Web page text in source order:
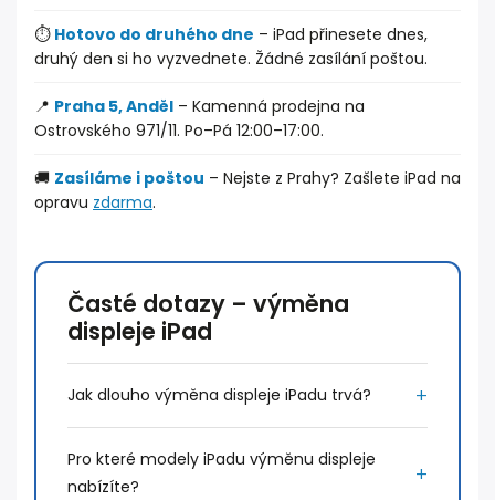
⏱️ Hotovo do druhého dne – iPad přinesete dnes,
druhý den si ho vyzvednete. Žádné zasílání poštou.
📍 Praha 5, Anděl – Kamenná prodejna na
Ostrovského 971/11. Po–Pá 12:00–17:00.
🚚 Zasíláme i poštou – Nejste z Prahy? Zašlete iPad na
opravu zdarma.
Časté dotazy – výměna
displeje iPad
Jak dlouho výměna displeje iPadu trvá?
Pro které modely iPadu výměnu displeje
nabízíte?